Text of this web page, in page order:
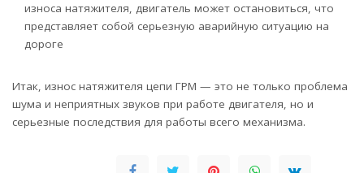
износа натяжителя, двигатель может остановиться, что
представляет собой серьезную аварийную ситуацию на
дороге
Итак, износ натяжителя цепи ГРМ — это не только проблема
шума и неприятных звуков при работе двигателя, но и
серьезные последствия для работы всего механизма.